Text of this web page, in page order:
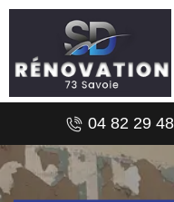
04 82 29